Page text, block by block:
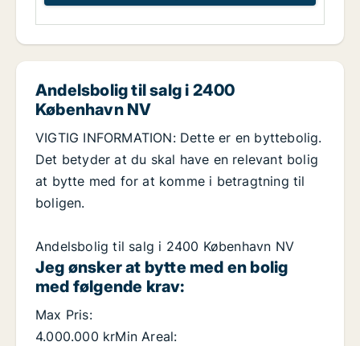
Andelsbolig til salg i 2400
København NV
VIGTIG INFORMATION: Dette er en byttebolig.
Det betyder at du skal have en relevant bolig
at bytte med for at komme i betragtning til
boligen.
Andelsbolig til salg i 2400 København NV
Jeg ønsker at bytte med en bolig
med følgende krav:
Max Pris:
4.000.000 krMin Areal: